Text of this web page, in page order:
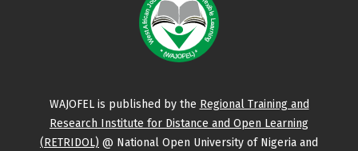
WAJOFEL is published by the Regional Training and
Research Institute for Distance and Open Learning
(RETRIDOL) @ National Open University of Nigeria and